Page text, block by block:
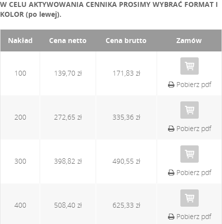
W CELU AKTYWOWANIA CENNIKA PROSIMY WYBRAĆ FORMAT I
KOLOR (po lewej).
Nakład Cena netto Cena brutto Zamów
100 139,70 zł
171,83 zł
Pobierz pdf
200 272,65 zł
335,36 zł
Pobierz pdf
300 398,82 zł
490,55 zł
Pobierz pdf
400 508,40 zł
625,33 zł
Pobierz pdf